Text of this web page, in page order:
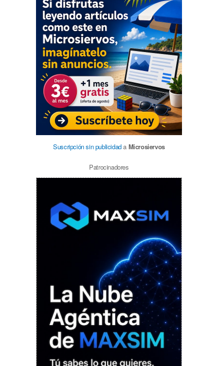
Suscripción sin publicidada Microsiervos
Patrocinadores